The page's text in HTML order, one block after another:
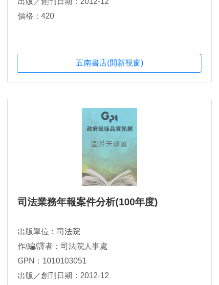
價格：420
五南書店(開新視窗)
司法業務年報案件分析(100年度)
出版單位： 司法院
作/編/譯者：司法院人事處
GPN：1010103051
出版／創刊日期：2012-12